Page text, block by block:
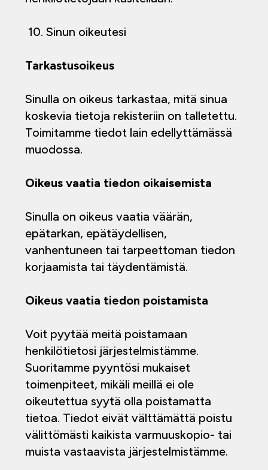
10. Sinun oikeutesi
Tarkastusoikeus
Sinulla on oikeus tarkastaa, mitä sinua
koskevia tietoja rekisteriin on talletettu.
Toimitamme tiedot lain edellyttämässä
muodossa.
Oikeus vaatia tiedon oikaisemista
Sinulla on oikeus vaatia väärän,
epätarkan, epätäydellisen,
vanhentuneen tai tarpeettoman tiedon
korjaamista tai täydentämistä.
Oikeus vaatia tiedon poistamista
Voit pyytää meitä poistamaan
henkilötietosi järjestelmistämme.
Suoritamme pyyntösi mukaiset
toimenpiteet, mikäli meillä ei ole
oikeutettua syytä olla poistamatta
tietoa. Tiedot eivät välttämättä poistu
välittömästi kaikista varmuuskopio- tai
muista vastaavista järjestelmistämme.